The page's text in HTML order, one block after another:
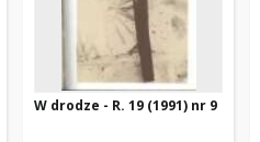
W drodze - R. 19 (1991) nr 9